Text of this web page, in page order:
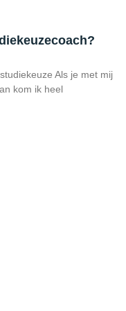
Als je met mij
kom ik heel